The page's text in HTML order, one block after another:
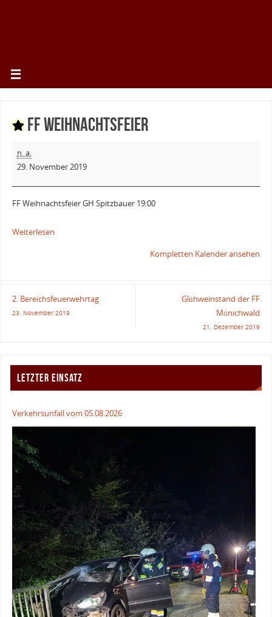
FF Weihnachtsfeier
n. a.
29. November 2019
FF Weihnachtsfeier GH Spitzbauer 19:00
Weiterlesen
Kompletten Kalender ansehen
2. Bereichsfeuerwehrtag
23. November 2019
Glühweinstand der FF
Mönichwald
21. Dezember 2019
LETZTER EINSATZ
Verkehrsunfall vom 05.08.2026